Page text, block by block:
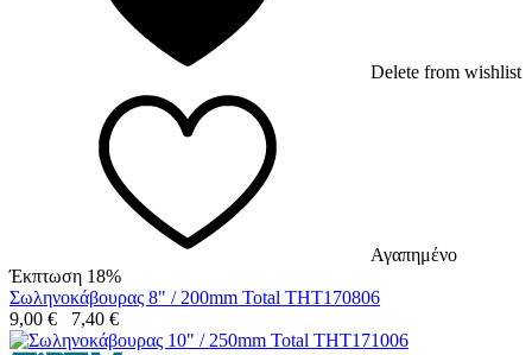
Delete from wishlist
Αγαπημένο
Έκπτωση 18%
Σωληνοκάβουρας 8" / 200mm Total THT170806
9,00 € 7,40 €